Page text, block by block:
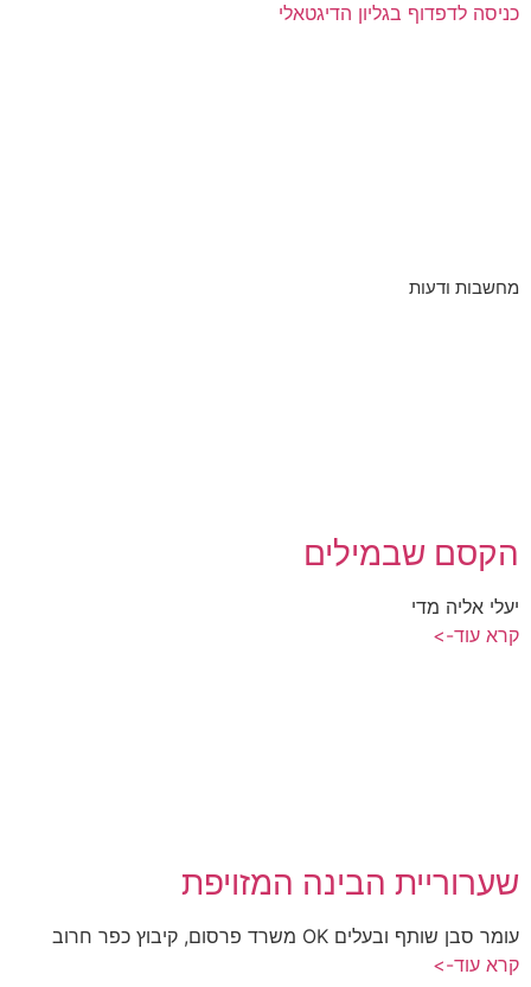
כניסה לדפדוף בגליון הדיגטאלי
מחשבות ודעות
הקסם שבמילים
יעלי אליה מדי
קרא עוד->
שערוריית הבינה המזויפת
עומר סבן שותף ובעלים OK משרד פרסום, קיבוץ כפר חרוב
קרא עוד->